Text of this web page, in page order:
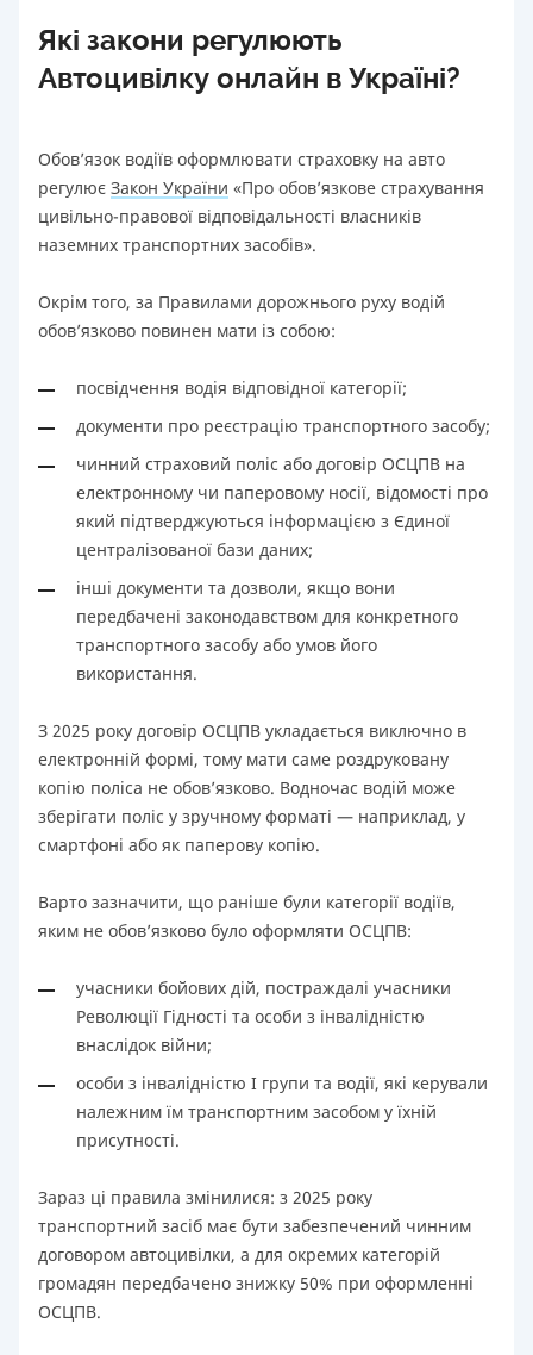
Які закони регулюють
Автоцивілку онлайн в Україні?
Обов’язок водіїв оформлювати страховку на авто
регулює Закон України «Про обов’язкове страхування
цивільно-правової відповідальності власників
наземних транспортних засобів».
Окрім того, за Правилами дорожнього руху водій
обов’язково повинен мати із собою:
посвідчення водія відповідної категорії;
документи про реєстрацію транспортного засобу;
чинний страховий поліс або договір ОСЦПВ на
електронному чи паперовому носії, відомості про
який підтверджуються інформацією з Єдиної
централізованої бази даних;
інші документи та дозволи, якщо вони
передбачені законодавством для конкретного
транспортного засобу або умов його
використання.
З 2025 року договір ОСЦПВ укладається виключно в
електронній формі, тому мати саме роздруковану
копію поліса не обов’язково. Водночас водій може
зберігати поліс у зручному форматі — наприклад, у
смартфоні або як паперову копію.
Варто зазначити, що раніше були категорії водіїв,
яким не обов’язково було оформляти ОСЦПВ:
учасники бойових дій, постраждалі учасники
Революції Гідності та особи з інвалідністю
внаслідок війни;
особи з інвалідністю I групи та водії, які керували
належним їм транспортним засобом у їхній
присутності.
Зараз ці правила змінилися: з 2025 року
транспортний засіб має бути забезпечений чинним
договором автоцивілки, а для окремих категорій
громадян передбачено знижку 50% при оформленні
ОСЦПВ.